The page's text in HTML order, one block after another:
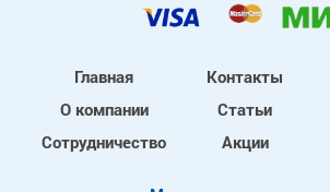
Главная
О компании
Сотрудничество
Контакты
Статьи
Акции